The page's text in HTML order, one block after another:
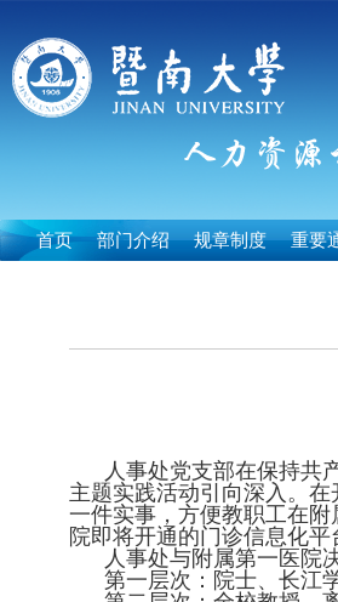
首页 部门介绍 规章制度 重要
人事处党支部在保持共
主题实践活动引向深入。
一件实事，方便教职工在
院即将开通的门诊信息化
人事处与附属第一医院
第一层次：院士、长江